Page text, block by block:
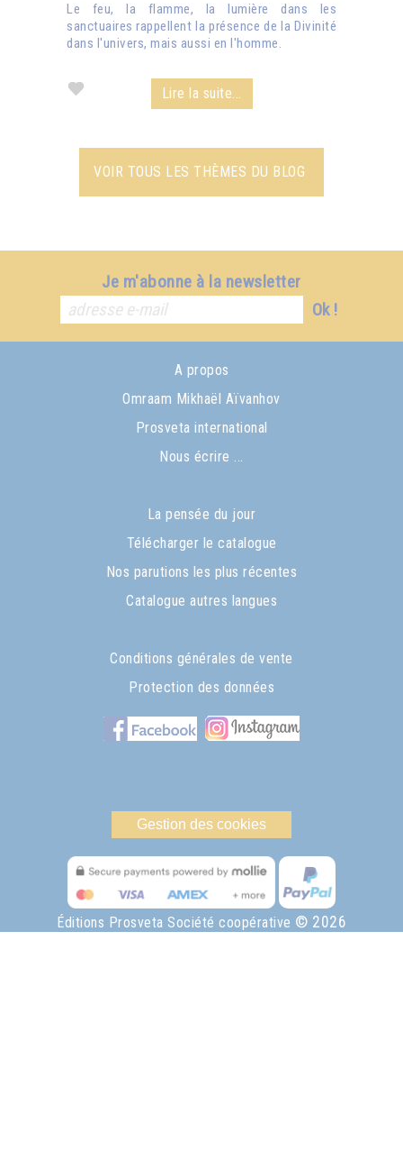
Le feu, la flamme, la lumière dans les
sanctuaires rappellent la présence de la Divinité
dans l'univers, mais aussi en l'homme.
Lire la suite...
VOIR TOUS LES THÈMES DU BLOG
Je m'abonne à la newsletter
Ok !
A propos
Omraam Mikhaël Aïvanhov
Prosveta international
Nous écrire ...
La pensée du jour
Télécharger le catalogue
Nos parutions les plus récentes
Catalogue autres langues
Conditions générales de vente
Protection des données
Gestion des cookies
Éditions Prosveta Société coopérative © 2026